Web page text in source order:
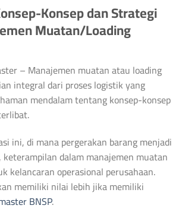
Konsep dan Strategi
Muatan/Loading
– Manajemen muatan atau loading
integral dari proses logistik yang
mendalam tentang konsep-konsep
ini, di mana pergerakan barang menjadi
dalam manajemen muatan
kelancaran operasional perusahaan.
memiliki nilai lebih jika memiliki
BNSP.